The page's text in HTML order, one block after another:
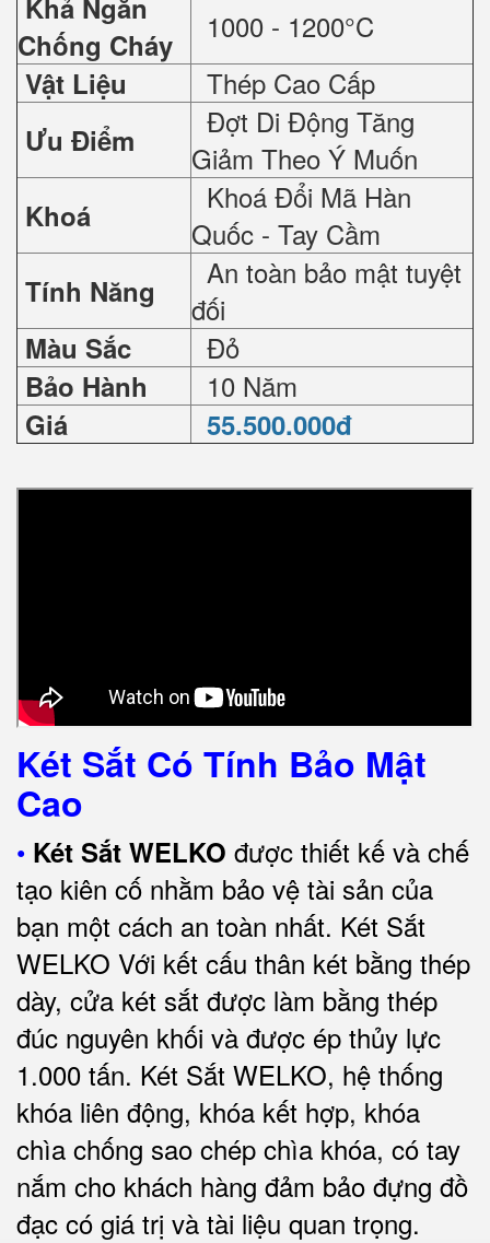
Khả Ngăn
Chống Cháy
1000 - 1200°C
Vật Liệu Thép Cao Cấp
Ưu Điểm
Đợt Di Động Tăng
Giảm Theo Ý Muốn
Khoá
Khoá Đổi Mã Hàn
Quốc - Tay Cầm
Tính Năng
An toàn bảo mật tuyệt
đối
Màu Sắc Đỏ
Bảo Hành 10 Năm
Giá 55.500.000đ
Két Sắt Có Tính Bảo Mật
Cao
• Két Sắt WELKO được thiết kế và chế
tạo kiên cố nhằm bảo vệ tài sản của
bạn một cách an toàn nhất. Két Sắt
WELKO Với kết cấu thân két bằng thép
dày, cửa két sắt được làm bằng thép
đúc nguyên khối và được ép thủy lực
1.000 tấn. Két Sắt WELKO, hệ thống
khóa liên động, khóa kết hợp, khóa
chìa chống sao chép chìa khóa, có tay
nắm cho khách hàng đảm bảo đựng đồ
đạc có giá trị và tài liệu quan trọng.